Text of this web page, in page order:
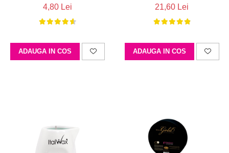
4,80 Lei
ADAUGA IN COS
21,60 Lei
ADAUGA IN COS